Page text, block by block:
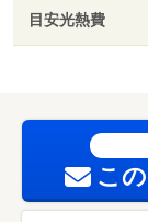
目安光熱費
こ